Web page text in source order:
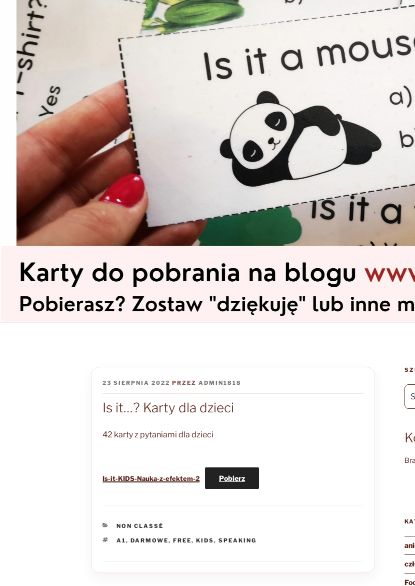
OPUBLIKOWANE
23 SIERPNIA 2022 PRZEZADMIN1818
Is it…? Karty dla dzieci
42 karty z pytaniami dla dzieci
Is-it-KIDS-Nauka-z-efektem-2 Pobierz
KATEGORIE
NON CLASSÉ
TAGI
A1, DARMOWE, FREE, KIDS, SPEAKING